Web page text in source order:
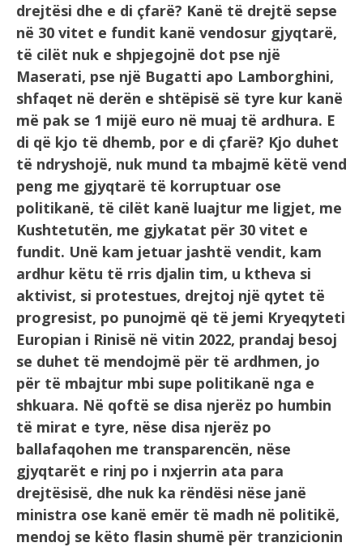
drejtësi dhe e di çfarë? Kanë të drejtë sepse
në 30 vitet e fundit kanë vendosur gjyqtarë,
të cilët nuk e shpjegojnë dot pse një
Maserati, pse një Bugatti apo Lamborghini,
shfaqet në derën e shtëpisë së tyre kur kanë
më pak se 1 mijë euro në muaj të ardhura. E
di që kjo të dhemb, por e di çfarë? Kjo duhet
të ndryshojë, nuk mund ta mbajmë këtë vend
peng me gjyqtarë të korruptuar ose
politikanë, të cilët kanë luajtur me ligjet, me
Kushtetutën, me gjykatat për 30 vitet e
fundit. Unë kam jetuar jashtë vendit, kam
ardhur këtu të rris djalin tim, u ktheva si
aktivist, si protestues, drejtoj një qytet të
progresist, po punojmë që të jemi Kryeqyteti
Europian i Rinisë në vitin 2022, prandaj besoj
se duhet të mendojmë për të ardhmen, jo
për të mbajtur mbi supe politikanë nga e
shkuara. Në qoftë se disa njerëz po humbin
të mirat e tyre, nëse disa njerëz po
ballafaqohen me transparencën, nëse
gjyqtarët e rinj po i nxjerrin ata para
drejtësisë, dhe nuk ka rëndësi nëse janë
ministra ose kanë emër të madh në politikë,
mendoj se këto flasin shumë për tranzicionin